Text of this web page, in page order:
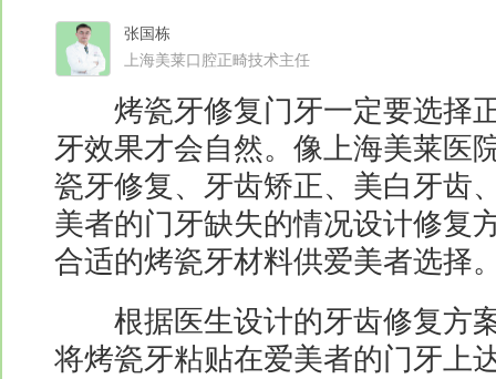
张国栋
上海美莱口腔正畸技术主任
烤瓷牙修复门牙一定要选择
牙效果才会自然。像上海美莱医
瓷牙修复、牙齿矫正、美白牙齿
美者的门牙缺失的情况设计修复
合适的烤瓷牙材料供爱美者选择
根据医生设计的牙齿修复方
将烤瓷牙粘贴在爱美者的门牙上